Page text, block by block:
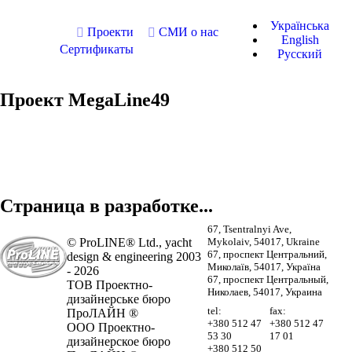
Проекти
СМИ о нас
Сертификаты
Українська
English
Русский
Проект MegaLine49
Страница в разработке...
© ProLINE® Ltd., yacht
design & engineering 2003
- 2026
ТОВ Проектно-
дизайнерське бюро
ПроЛАЙН ®
ООО Проектно-
дизайнерское бюро
67, Tsentralnyi Ave,
Mykolaiv, 54017, Ukraine
67, проспект Центральний,
Миколаїв, 54017, Україна
67, проспект Центральный,
Николаев, 54017, Украина
tel:
+380 512 47
53 30
+380 512 50
fax:
+380 512 47
17 01